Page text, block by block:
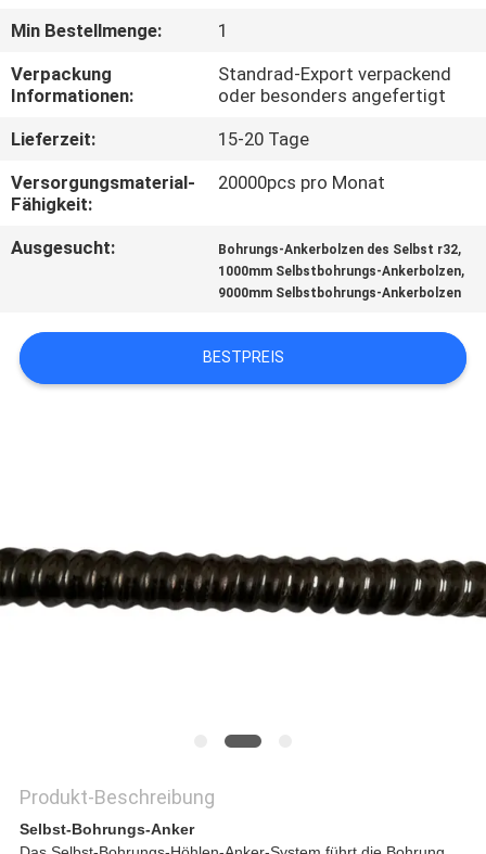
QUALITÄTSKONTROLLE
TRETEN
SIE
MIT
UNS
IN
FORDERN
SIE EIN
PRIVACY
POLICY
Min Bestellmenge:
1
Verpackung
Informationen:
Standrad-Export verpackend
oder besonders angefertigt
Lieferzeit:
15-20 Tage
Versorgungsmaterial-
Fähigkeit:
20000pcs pro Monat
Ausgesucht: Bohrungs-Ankerbolzen des Selbst r32,
1000mm Selbstbohrungs-Ankerbolzen,
9000mm Selbstbohrungs-Ankerbolzen
BESTPREIS
Produkt-Beschreibung
Selbst-Bohrungs-Anker